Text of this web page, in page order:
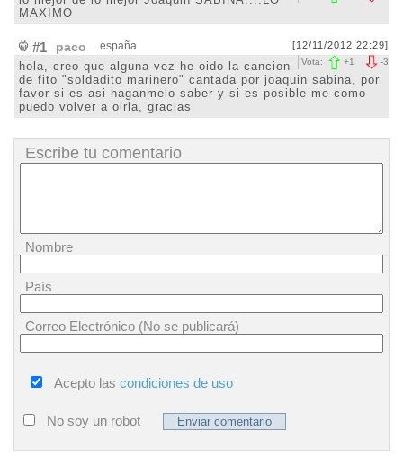
MAXIMO
#1 paco españa [12/11/2012 22:29]
-3
Vota: +1
hola, creo que alguna vez he oido la cancion
de fito "soldadito marinero" cantada por joaquin sabina, por
favor si es asi haganmelo saber y si es posible me como
puedo volver a oirla, gracias
Escribe tu comentario
Nombre
País
Correo Electrónico (No se publicará)
Acepto las condiciones de uso
No soy un robot